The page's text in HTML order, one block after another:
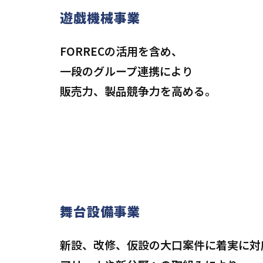
遊戯機械事業
FORRECの活用を含め、
一段のグループ連携により
販売力、製品競争力を高める。
舞台設備事業
新設、改修、仮設の大口案件に着実に